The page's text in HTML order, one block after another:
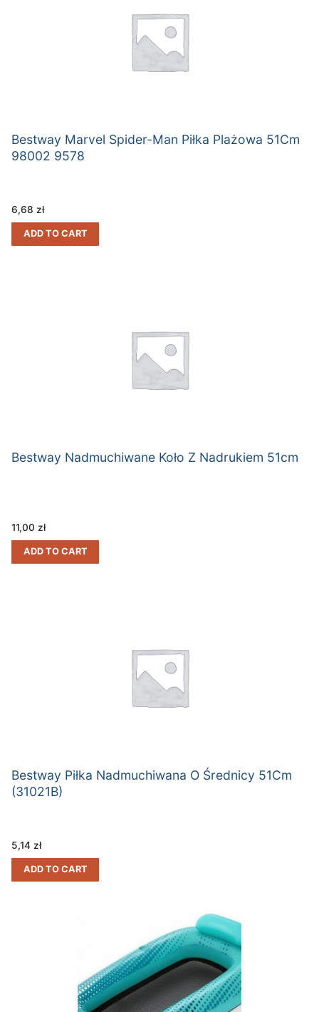
Bestway Marvel Spider-Man Piłka Plażowa 51Cm
98002 9578
6,68 zł
ADD TO CART
Bestway Nadmuchiwane Koło Z Nadrukiem 51cm
11,00 zł
ADD TO CART
Bestway Piłka Nadmuchiwana O Średnicy 51Cm
(31021B)
5,14 zł
ADD TO CART